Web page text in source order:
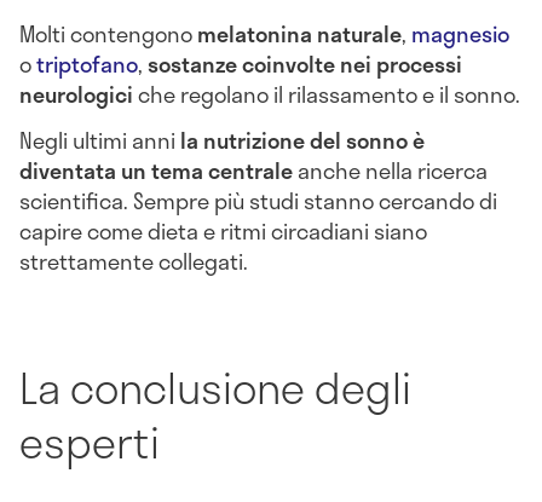
Molti contengonomelatonina naturale, magnesio
otriptofano,sostanze coinvolte nei processi
neurologiciche regolano il rilassamento e il sonno.
Negli ultimi anni la nutrizione del sonno è
diventata un tema centraleanche nella ricerca
scientifica. Sempre più studi stanno cercando di
capire come dieta e ritmi circadiani siano
strettamente collegati.
La conclusione degli
esperti